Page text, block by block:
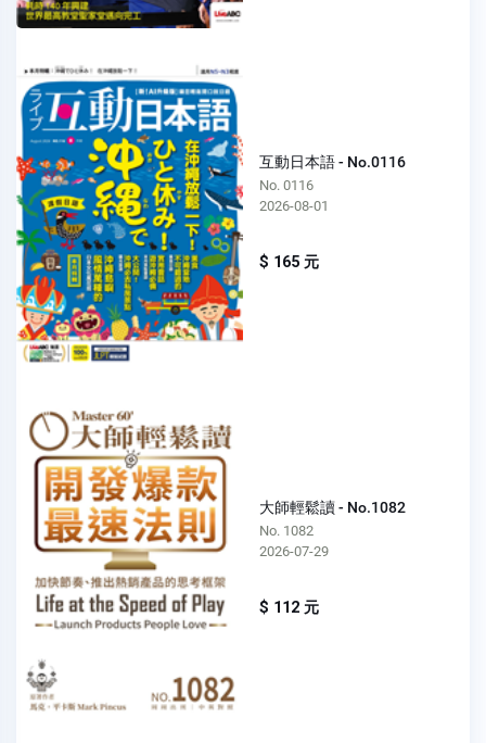
互動日本語 - No.0116
No. 0116
2026-08-01
$ 165 元
大師輕鬆讀 - No.1082
No. 1082
2026-07-29
$ 112 元